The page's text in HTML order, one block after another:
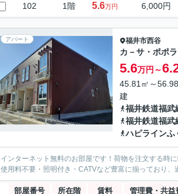
102 1階 5.6万円 6,000円
アパート 福井市西谷
カ－サ・ポポ
5.6万円～
45.81㎡～
建
福井鉄道福武
福井鉄道福武
ハピラインふ
インターネット無料のお部屋です！荷物を注文する時
使用料不要・照明付き・CATVなど豊富に揃っており、
部屋番号 所在階 賃料 管理費・共益